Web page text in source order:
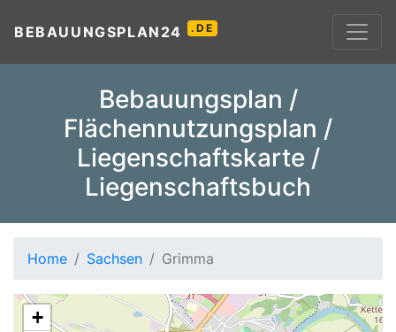
BEBAUUNGSPLAN24 .DE
Bebauungsplan /
Flächennutzungsplan /
Liegenschaftskarte /
Liegenschaftsbuch
Home Sachsen Grimma
+